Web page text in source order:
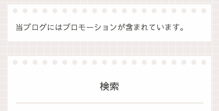
当ブログにはプロモーションが含まれています。
検索